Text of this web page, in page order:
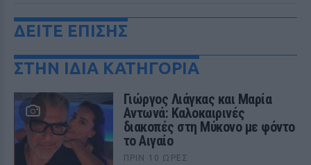
ΔΕΙΤΕ ΕΠΙΣΗΣ
ΣΤΗΝ ΙΔΙΑ ΚΑΤΗΓΟΡΙΑ
Γιώργος Λιάγκας και Μαρία
Αντωνά: Καλοκαιρινές
διακοπές στη Μύκονο με φόντο
το Αιγαίο
ΠΡΙΝ 10 ΏΡΕΣ